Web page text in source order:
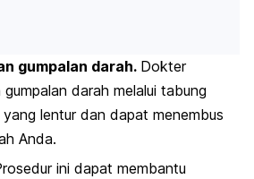
gumpalan darah. Dokter
gumpalan darah melalui tabung
lentur dan dapat menembus
Anda.
ini dapat membantu